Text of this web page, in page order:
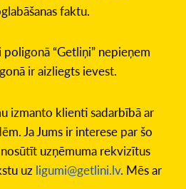
faktu.
poligonā “Getliņi” nepieņem
ir aizliegts ievest.
izmanto klienti sadarbībā ar
Ja Jums ir interese par šo
uzņēmuma rekvizītus
uz ligumi@getlini.lv. Mēs ar